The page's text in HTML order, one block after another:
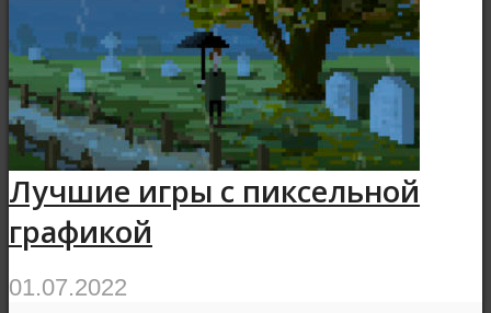
Лучшие игры с пиксельной
графикой
01.07.2022